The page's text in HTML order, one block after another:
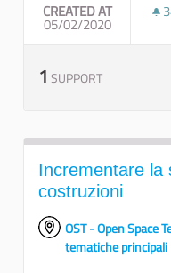
CREATED AT
05/02/2020
1 SUPPORT
Incrementare la
costruzioni
OST - Open Space
tematiche principali